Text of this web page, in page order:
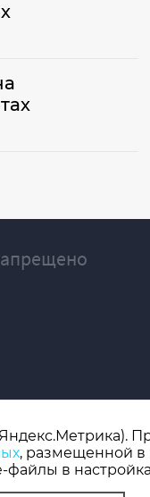
зарегистрировано
, размещенной в
в